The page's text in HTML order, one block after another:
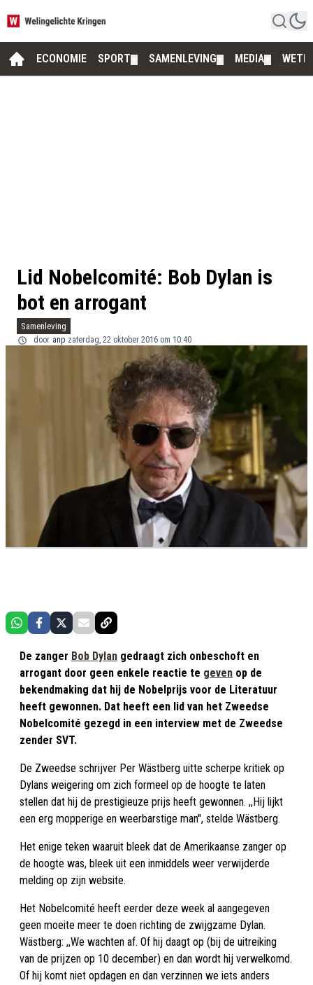
ECONOMIE SPORT SAMENLEVING MEDIA
Lid Nobelcomité: Bob Dylan is
bot en arrogant
Samenleving
door anp zaterdag, 22 oktober 2016 om 10:40
De zanger Bob Dylan gedraagt zich onbeschoft en
arrogant door geen enkele reactie te geven op de
bekendmaking dat hij de Nobelprijs voor de Literatuur
heeft gewonnen. Dat heeft een lid van het Zweedse
Nobelcomité gezegd in een interview met de Zweedse
zender SVT.
De Zweedse schrijver Per Wästberg uitte scherpe kritiek op
Dylans weigering om zich formeel op de hoogte te laten
stellen dat hij de prestigieuze prijs heeft gewonnen. ,,Hij lijkt
een erg mopperige en weerbarstige man'', stelde Wästberg.
Het enige teken waaruit bleek dat de Amerikaanse zanger op
de hoogte was, bleek uit een inmiddels weer verwijderde
melding op zijn website.
Het Nobelcomité heeft eerder deze week al aangegeven
geen moeite meer te doen richting de zwijgzame Dylan.
Wästberg: ,,We wachten af. Of hij daagt op (bij de uitreiking
van de prijzen op 10 december) en dan wordt hij verwelkomd.
Of hij komt niet opdagen en dan verzinnen we iets anders